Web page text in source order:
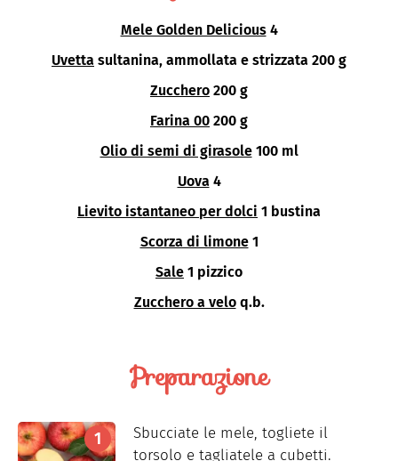
Mele Golden Delicious 4
Uvetta sultanina, ammollata e strizzata 200 g
Zucchero 200 g
Farina 00 200 g
Olio di semi di girasole 100 ml
Uova 4
Lievito istantaneo per dolci 1 bustina
Scorza di limone 1
Sale 1 pizzico
Zucchero a velo q.b.
Preparazione
Sbucciate le mele, togliete il
torsolo e tagliatele a cubetti.